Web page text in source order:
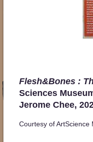
Flesh&Bones :
Sciences
Jerome Chee,
Courtesy of ArtScience